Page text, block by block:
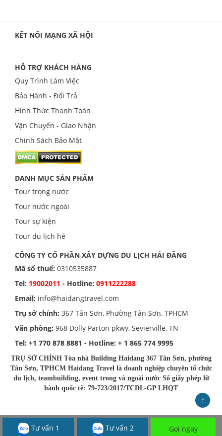
KẾT NỐI MẠNG XÃ HỘI
HỖ TRỢ KHÁCH HÀNG
Quy Trình Làm Việc
Bảo Hành - Đổi Trả
Hình Thức Thanh Toán
Vận Chuyển - Giao Nhận
Chính Sách Bảo Mật
DANH MỤC SẢN PHẨM
Tour trong nước
Tour nước ngoài
Tour sự kiện
Tour du lịch hè
CÔNG TY CỔ PHẦN XÂY DỰNG DU LỊCH HẢI ĐĂNG
Mã số thuế: 0310535887
Tel: 19002011 - Hotline: 0911222288
Email: info@haidangtravel.com
Trụ sở chính: 367 Tân Sơn, Phường Tân Sơn, TPHCM
Văn phòng: 968 Dolly Parton pkwy, Sevierville, TN
Tel: +1 770 878 8881 - Hotline: + 1 865 774 9995
↑
Tư vấn 1 Tư vấn 2 Gọi ngay
TRỤ SỞ CHÍNH Tòa nhà Building Haidang 367 Tân Sơn, phường
Tân Sơn, TPHCM Haidang Travel là doanh nghiệp chuyên tổ chức
du lịch, teambuilding, event trong và ngoài nước Số giấy phép lữ
hành quốc tế: 79-723/2017/TCDL-GP LHQT